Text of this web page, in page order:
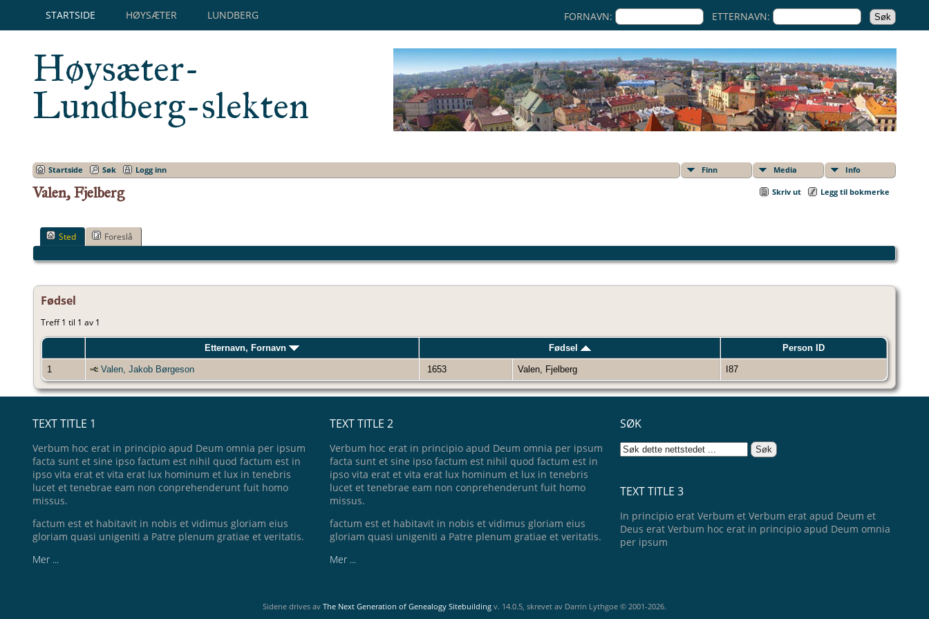
STARTSIDE HØYSÆTER LUNDBERG FORNAVN: ETTERNAVN:
Høysæter-
Lundberg-slekten
Finn Media Info
Startside Søk Logg inn
Skriv ut Legg til bokmerke
Valen, Fjelberg
Sted Foreslå
Fødsel
Treff 1 til 1 av 1
Etternavn, Fornavn Fødsel Person ID
1 Valen, Jakob Børgeson 1653 Valen, Fjelberg I87
TEXT TITLE 1
Verbum hoc erat in principio apud Deum omnia per ipsum
facta sunt et sine ipso factum est nihil quod factum est in
ipso vita erat et vita erat lux hominum et lux in tenebris
lucet et tenebrae eam non conprehenderunt fuit homo
missus.
factum est et habitavit in nobis et vidimus gloriam eius
gloriam quasi unigeniti a Patre plenum gratiae et veritatis.
Mer ...
TEXT TITLE 2
Verbum hoc erat in principio apud Deum omnia per ipsum
facta sunt et sine ipso factum est nihil quod factum est in
ipso vita erat et vita erat lux hominum et lux in tenebris
lucet et tenebrae eam non conprehenderunt fuit homo
missus.
factum est et habitavit in nobis et vidimus gloriam eius
gloriam quasi unigeniti a Patre plenum gratiae et veritatis.
Mer ...
SØK
TEXT TITLE 3
In principio erat Verbum et Verbum erat apud Deum et
Deus erat Verbum hoc erat in principio apud Deum omnia
per ipsum
Sidene drives av The Next Generation of Genealogy Sitebuilding v. 14.0.5, skrevet av Darrin Lythgoe © 2001-2026.